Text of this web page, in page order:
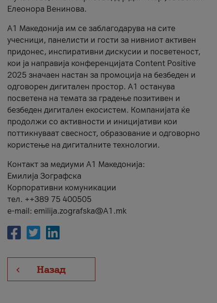
Елеонора Венинова.
А1 Македонија им се заблагодарува на сите
учесници, панелисти и гости за нивниот активен
придонес, инспиративни дискусии и посветеност,
кои ја направија конференцијата Content Positive
2025 значаен настан за промоција на безбеден и
одговорен дигитален простор. А1 останува
посветена на темата за градење позитивен и
безбеден дигитален екосистем. Компанијата ќе
продолжи со активности и иницијативи кои
поттикнуваат свесност, образование и одговорно
користење на дигиталните технологии.
Контакт за медиуми А1 Македонија:
Емилија Зографска
Корпоративни комуникации
тел. ++389 75 400505
e-mail: emilija.zografska@A1.mk
Назад